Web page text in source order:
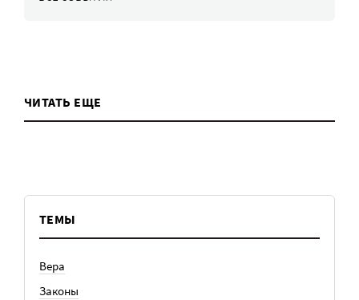
ЧИТАТЬ ЕЩЕ
ТЕМЫ
Вера
Законы